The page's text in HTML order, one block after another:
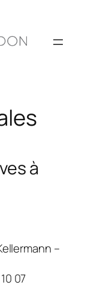
à
–
07